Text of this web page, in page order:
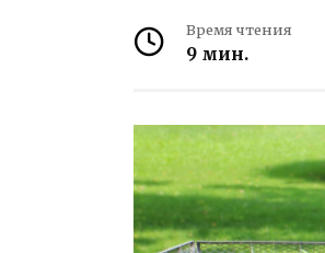
Время чтения
9 мин.